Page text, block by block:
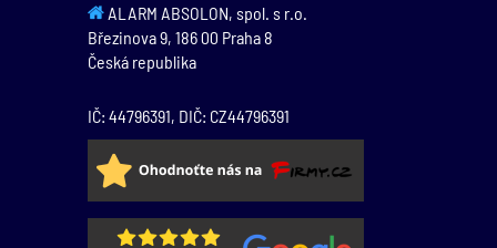
ALARM ABSOLON, spol. s r.o.
Březinova 9, 186 00 Praha 8
Česká republika
IČ: 44796391, DIČ: CZ44796391